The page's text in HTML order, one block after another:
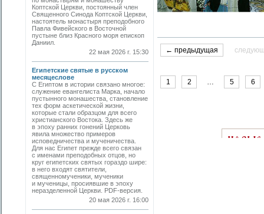
Коптской Церкви, постоянный член
Священного Синода Коптской Церкви,
настоятель монастыря преподобного
Павла Фивейского в Восточной
пустыне близ Красного моря епископ
Даниил.
22 мая 2026 г. 15:30
Египетские святые в русском
месяцеслове
С Египтом в истории связано многое:
служение евангелиста Марка, начало
пустынного монашества, становление
тех форм аскетической жизни,
которые стали образцом для всего
христианского Востока. Здесь же
в эпоху ранних гонений Церковь
явила множество примеров
исповедничества и мученичества.
Для нас Египет прежде всего связан
с именами преподобных отцов, но
круг египетских святых гораздо шире:
в него входят святители,
священномученики, мученики
и мученицы, просиявшие в эпоху
неразделенной Церкви. PDF-версия.
20 мая 2026 г. 16:00
← предыдущая
1 2 5 6